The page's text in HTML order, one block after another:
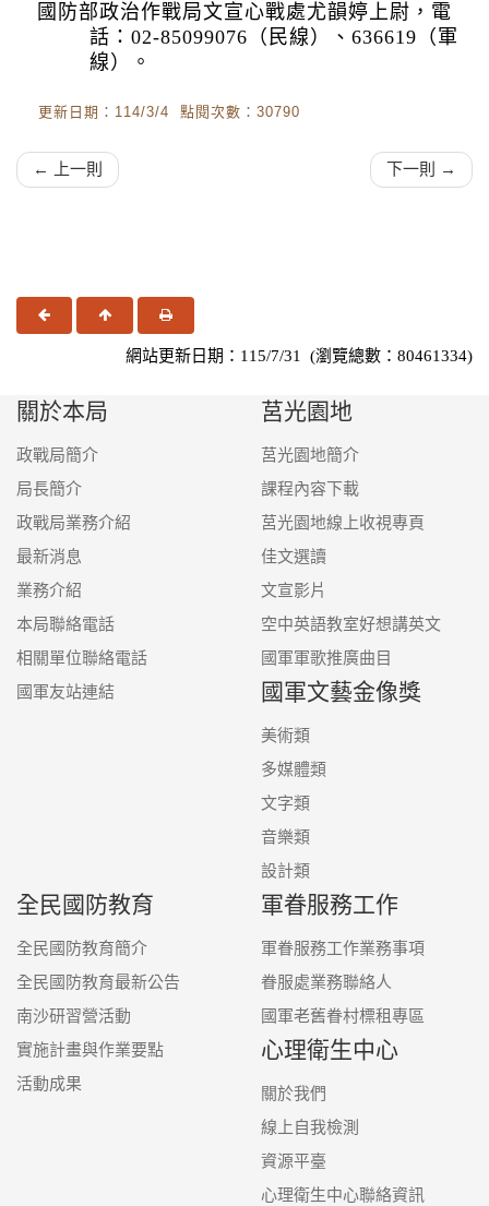
國防部政治作戰局文宣心戰處尤韻婷上尉，電
話：02-85099076（民線）、636619（軍
線）。
更新日期：114/3/4 點閱次數：30790
← 上一則 下一則 →
上一頁 回頂端 友善列印
網站更新日期：115/7/31 (瀏覽總數：80461334)
關於本局
政戰局簡介
局長簡介
政戰局業務介紹
最新消息
業務介紹
本局聯絡電話
相關單位聯絡電話
國軍友站連結
莒光園地
莒光園地簡介
課程內容下載
莒光園地線上收視專頁
佳文選讀
文宣影片
空中英語教室好想講英文
國軍軍歌推廣曲目
國軍文藝金像獎
美術類
多媒體類
文字類
音樂類
設計類
全民國防教育
全民國防教育簡介
全民國防教育最新公告
南沙研習營活動
實施計畫與作業要點
活動成果
軍眷服務工作
軍眷服務工作業務事項
眷服處業務聯絡人
國軍老舊眷村標租專區
心理衛生中心
關於我們
線上自我檢測
資源平臺
心理衛生中心聯絡資訊